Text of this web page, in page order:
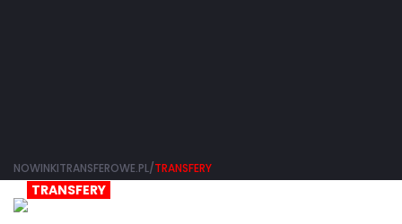
NOWINKITRANSFEROWE.PL/TRANSFERY
TRANSFERY